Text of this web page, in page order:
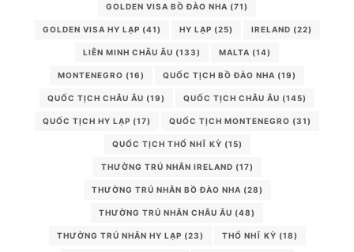
GOLDEN VISA BỒ ĐÀO NHA (71)
GOLDEN VISA HY LẠP (41) HY LẠP (25) IRELAND (22)
LIÊN MINH CHÂU ÂU (133) MALTA (14)
MONTENEGRO (16) QUỐC TỊCH BỒ ĐÀO NHA (19)
QUỐC TỊCH CHÂU ÂU (19) QUỐC TỊCH CHÂU ÂU (145)
QUỐC TỊCH HY LẠP (17) QUỐC TỊCH MONTENEGRO (31)
QUỐC TỊCH THỔ NHĨ KỲ (15)
THƯỜNG TRÚ NHÂN IRELAND (17)
THƯỜNG TRÚ NHÂN BỒ ĐÀO NHA (28)
THƯỜNG TRÚ NHÂN CHÂU ÂU (48)
THƯỜNG TRÚ NHÂN HY LẠP (23) THỔ NHĨ KỲ (18)